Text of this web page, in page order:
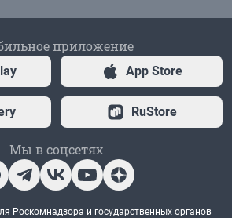
приложение
App Store
RuStore
Мы в соцсетях
Роскомнадзора и государственных органов